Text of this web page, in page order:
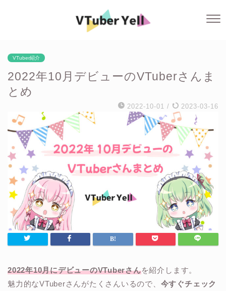
VTuber紹介
2022年10月デビューのVTuberさんま
とめ
2022-10-01 / 2023-03-16
2022年10月にデビューのVTuberさんを紹介します。
魅力的なVTuberさんがたくさんいるので、 今すぐチェック